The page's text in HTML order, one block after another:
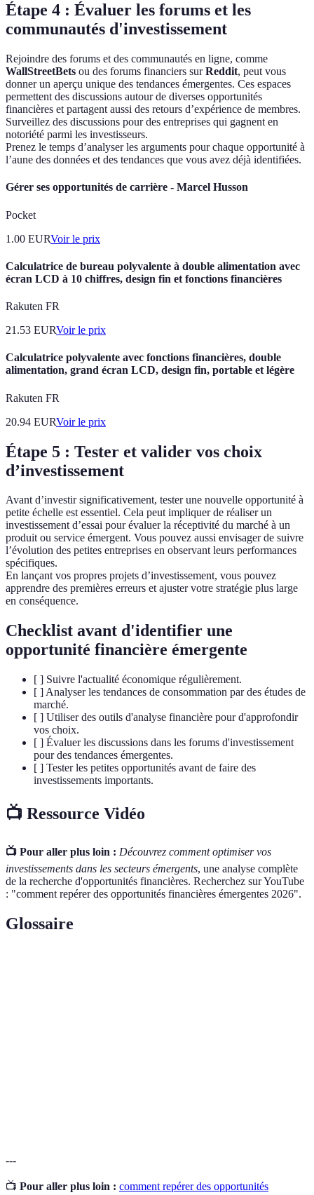
Étape 4 : Évaluer les forums et les
communautés d'investissement
Rejoindre des forums et des communautés en ligne, comme
WallStreetBets ou des forums financiers surReddit, peut vous
donner un aperçu unique des tendances émergentes. Ces espaces
permettent des discussions autour de diverses opportunités
financières et partagent aussi des retours d’expérience de membres.
Surveillez des discussions pour des entreprises qui gagnent en
notoriété parmi les investisseurs.
Prenez le temps d’analyser les arguments pour chaque opportunité à
l’aune des données et des tendances que vous avez déjà identifiées.
Gérer ses opportunités de carrière - Marcel Husson
Pocket
1.00 EURVoir le prix
Calculatrice de bureau polyvalente à double alimentation avec
écran LCD à 10 chiffres, design fin et fonctions financières
Rakuten FR
21.53 EURVoir le prix
Calculatrice polyvalente avec fonctions financières, double
alimentation, grand écran LCD, design fin, portable et légère
Rakuten FR
20.94 EURVoir le prix
Étape 5 : Tester et valider vos choix
d’investissement
Avant d’investir significativement, tester une nouvelle opportunité à
petite échelle est essentiel. Cela peut impliquer de réaliser un
investissement d’essai pour évaluer la réceptivité du marché à un
produit ou service émergent. Vous pouvez aussi envisager de suivre
l’évolution des petites entreprises en observant leurs performances
spécifiques.
En lançant vos propres projets d’investissement, vous pouvez
apprendre des premières erreurs et ajuster votre stratégie plus large
en conséquence.
Checklist avant d'identifier une
opportunité financière émergente
[ ] Suivre l'actualité économique régulièrement.
[ ] Analyser les tendances de consommation par des études de
marché.
[ ] Utiliser des outils d'analyse financière pour d'approfondir
vos choix.
[ ] Évaluer les discussions dans les forums d'investissement
pour des tendances émergentes.
[ ] Tester les petites opportunités avant de faire des
investissements importants.
📺 Ressource Vidéo
📺 Pour aller plus loin : Découvrez comment optimiser vos
investissements dans les secteurs émergents, une analyse complète
de la recherche d'opportunités financières. Recherchez sur YouTube
: "comment repérer des opportunités financières émergentes 2026".
Glossaire
---
📺 Pour aller plus loin : comment repérer des opportunités